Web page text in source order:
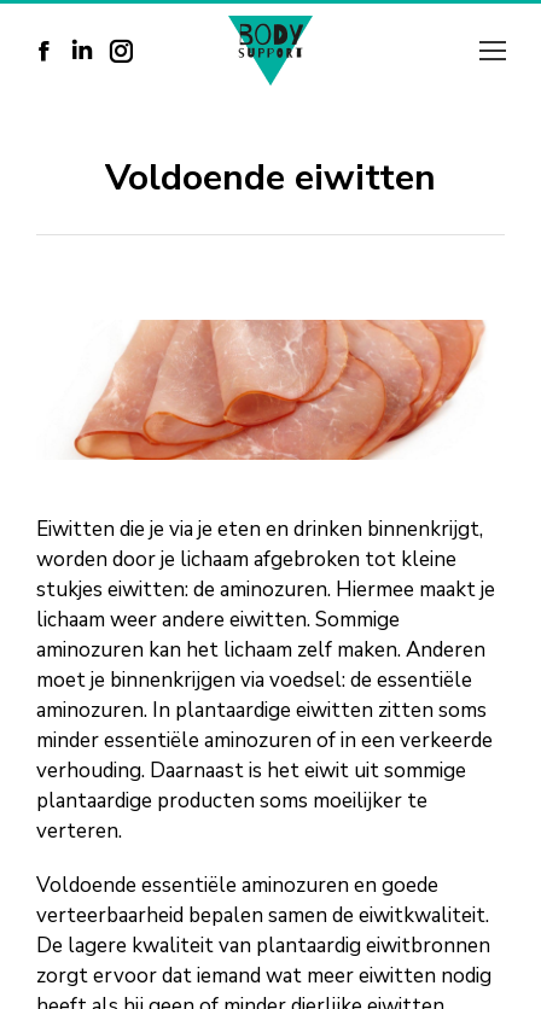
Facebook
LinkedinInstagram
in
Voldoende eiwitten
Eiwitten die je via je eten en drinken binnenkrijgt,
worden door je lichaam afgebroken tot kleine
stukjes eiwitten: de aminozuren. Hiermee maakt je
lichaam weer andere eiwitten. Sommige
aminozuren kan het lichaam zelf maken. Anderen
moet je binnenkrijgen via voedsel: de essentiële
aminozuren. In plantaardige eiwitten zitten soms
minder essentiële aminozuren of in een verkeerde
verhouding. Daarnaast is het eiwit uit sommige
plantaardige producten soms moeilijker te
verteren.
Voldoende essentiële aminozuren en goede
verteerbaarheid bepalen samen de eiwitkwaliteit.
De lagere kwaliteit van plantaardig eiwitbronnen
zorgt ervoor dat iemand wat meer eiwitten nodig